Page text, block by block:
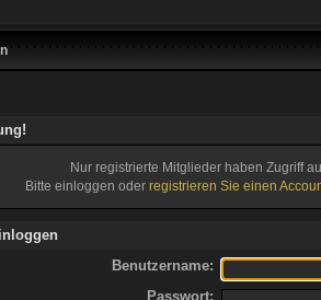
Nur registrierte Mitglieder haben Zugriff
Bitte einloggen oder registrieren Sie einen
Benutzername:
Passwort: